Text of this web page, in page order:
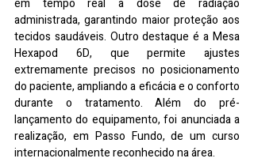
em tempo real a dose de radiação
administrada, garantindo maior proteção aos
tecidos saudáveis. Outro destaque é a Mesa
Hexapod 6D, que permite ajustes
extremamente precisos no posicionamento
do paciente, ampliando a eficácia e o conforto
durante o tratamento. Além do pré-
lançamento do equipamento, foi anunciada a
realização, em Passo Fundo, de um curso
internacionalmente reconhecido na área.